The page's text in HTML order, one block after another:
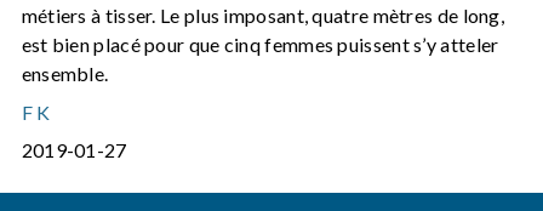
métiers à tisser. Le plus imposant, quatre mètres de long,
est bien placé pour que cinq femmes puissent s’y atteler
ensemble.
F K
2019-01-27